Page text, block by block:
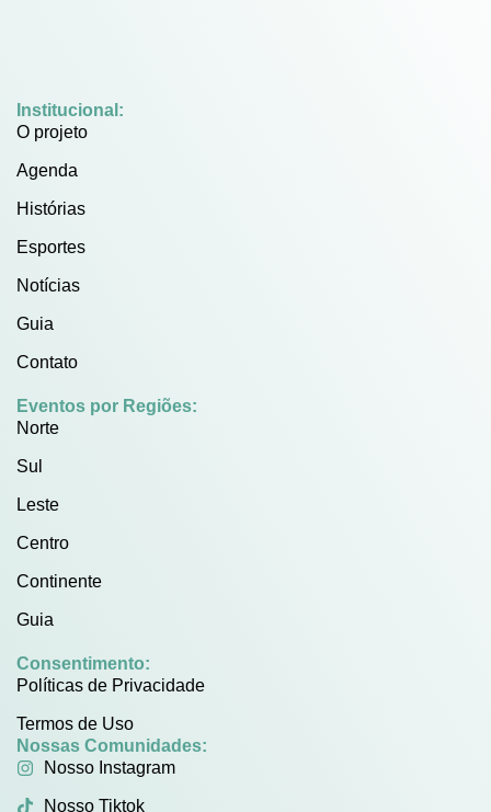
Institucional:
O projeto
Agenda
Histórias
Esportes
Notícias
Guia
Contato
Eventos por Regiões:
Norte
Sul
Leste
Centro
Continente
Guia
Consentimento:
Políticas de Privacidade
Termos de Uso
Nossas Comunidades:
Nosso Instagram
Nosso Tiktok